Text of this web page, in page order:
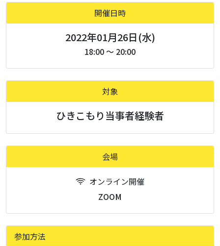
開催日時
2022年01月26日(水)
18:00 ～ 20:00
対象
ひきこもり当事者経験者
会場
オンライン開催
ZOOM
参加方法